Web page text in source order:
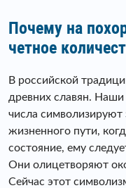
Почему на
четное
В российской
древних славян.
числа символизируют
жизненного пути,
состояние, ему
Они олицетворяют
Сейчас этот